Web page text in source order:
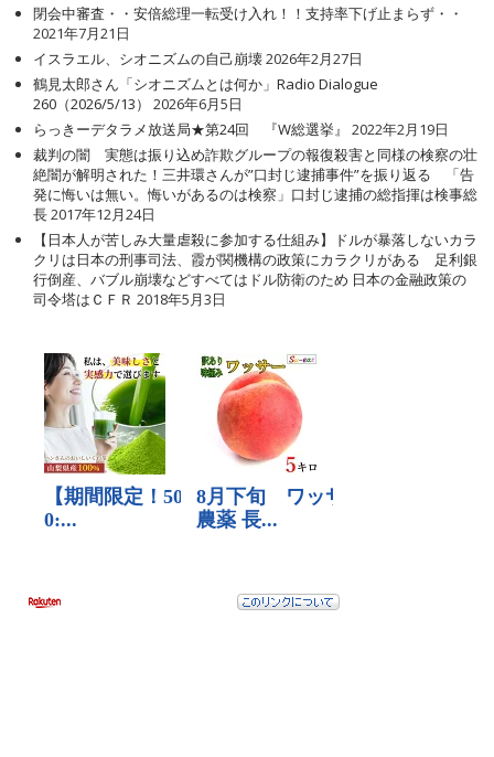
閉会中審査・・安倍総理一転受け入れ！！支持率下げ止まらず・・
2021年7月21日
イスラエル、シオニズムの自己崩壊2026年2月27日
鶴見太郎さん「シオニズムとは何か」Radio Dialogue
260（2026/5/13）
2026年6月5日
らっきーデタラメ放送局★第24回 『W総選挙』
2022年2月19日
裁判の闇 実態は振り込め詐欺グループの報復殺害と同様の検察の壮
絶闇が解明された！三井環さんが”口封じ逮捕事件”を振り返る 「告
発に悔いは無い。悔いがあるのは検察」口封じ逮捕の総指揮は検事総
長2017年12月24日
【日本人が苦しみ大量虐殺に参加する仕組み】ドルが暴落しないカラ
クリは日本の刑事司法、霞が関機構の政策にカラクリがある 足利銀
行倒産、バブル崩壊などすべてはドル防衛のため 日本の金融政策の
司令塔はＣＦＲ 2018年5月3日